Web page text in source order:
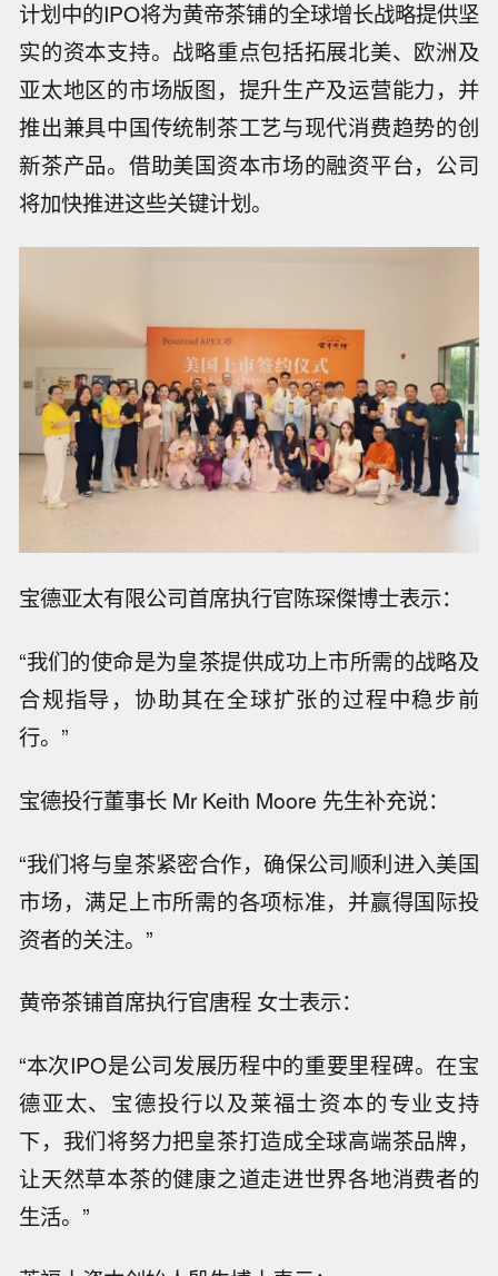
计划中的IPO将为黄帝茶铺的全球增长战略提供坚
实的资本支持。战略重点包括拓展北美、欧洲及
亚太地区的市场版图，提升生产及运营能力，并
推出兼具中国传统制茶工艺与现代消费趋势的创
新茶产品。借助美国资本市场的融资平台，公司
将加快推进这些关键计划。
宝德亚太有限公司首席执行官陈琛傑博士表示：
“我们的使命是为皇茶提供成功上市所需的战略及
合规指导，协助其在全球扩张的过程中稳步前
行。”
宝德投行董事长 Mr Keith Moore 先生补充说：
“我们将与皇茶紧密合作，确保公司顺利进入美国
市场，满足上市所需的各项标准，并赢得国际投
资者的关注。”
黄帝茶铺首席执行官唐程 女士表示：
“本次IPO是公司发展历程中的重要里程碑。在宝
德亚太、宝德投行以及莱福士资本的专业支持
下，我们将努力把皇茶打造成全球高端茶品牌，
让天然草本茶的健康之道走进世界各地消费者的
生活。”